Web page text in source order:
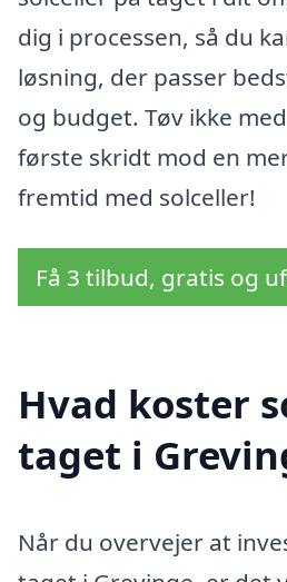
dig i processen, så du
løsning, der passer
og budget. Tøv ikke
første skridt mod en
fremtid med solceller!
Få 3 tilbud, gratis og
Hvad koster
taget i
Når du overvejer at